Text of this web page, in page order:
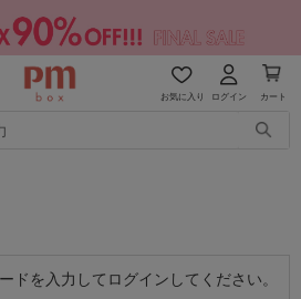
お気に入り ログイン カート
ドを入力してログインしてください。